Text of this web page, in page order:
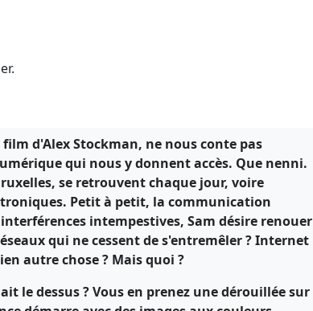
d'Alex Stockman, ne nous conte pas
qui nous y donnent accès. Que nenni.
se retrouvent chaque jour, voire
Petit à petit, la communication
intempestives, Sam désire renouer
qui ne cessent de s'entremêler ? Internet
autre chose ? Mais quoi ?
le dessus ? Vous en prenez une dérouillée sur